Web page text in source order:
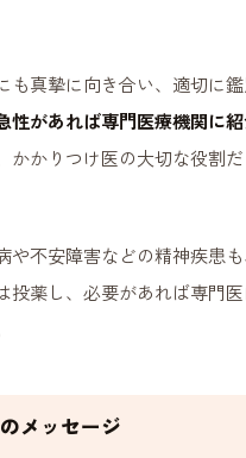
も真摯に向き合い、適切に
性があれば専門医療機関に
かかりつけ医の大切な役割
や不安障害などの精神疾患
投薬し、必要があれば専門
メッセージ